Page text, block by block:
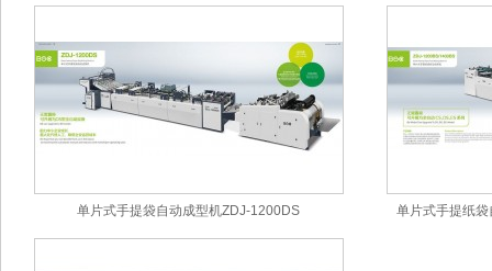
单片式手提袋自动成型机ZDJ-1200DS 单片式手提纸